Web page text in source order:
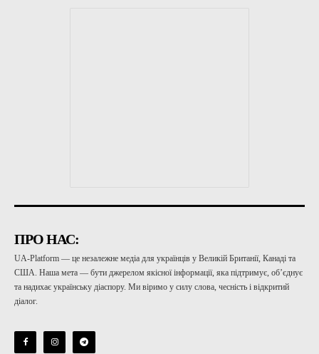
ПРО НАС:
UA-Platform — це незалежне медіа для українців у Великій Британії, Канаді та
США. Наша мета — бути джерелом якісної інформації, яка підтримує, об’єднує
та надихає українську діаспору. Ми віримо у силу слова, чесність і відкритий
діалог.